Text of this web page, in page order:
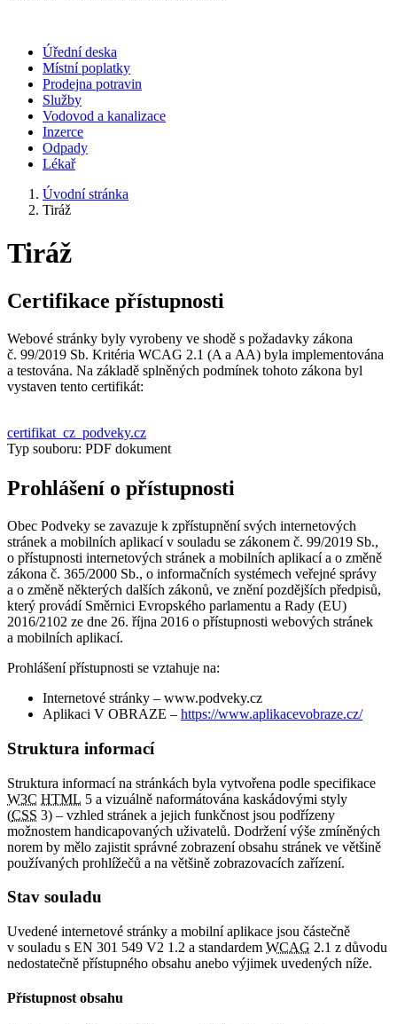
Úřední deska
Místní poplatky
Prodejna potravin
Služby
Vodovod a kanalizace
Inzerce
Odpady
Lékař
Úvodní stránka
Tiráž
Tiráž
Certifikace přístupnosti
Webové stránky byly vyrobeny ve shodě s požadavky zákona
č. 99/2019 Sb. Kritéria WCAG 2.1 (A a AA) byla implementována
a testována. Na základě splněných podmínek tohoto zákona byl
vystaven tento certifikát:
certifikat_cz_podveky.cz
Typ souboru: PDF dokument
Prohlášení o přístupnosti
Obec Podveky se zavazuje k zpřístupnění svých internetových
stránek a mobilních aplikací v souladu se zákonem č. 99/2019 Sb.,
o přístupnosti internetových stránek a mobilních aplikací a o změně
zákona č. 365/2000 Sb., o informačních systémech veřejné správy
a o změně některých dalších zákonů, ve znění pozdějších předpisů,
který provádí Směrnici Evropského parlamentu a Rady (EU)
2016/2102 ze dne 26. října 2016 o přístupnosti webových stránek
a mobilních aplikací.
Prohlášení přístupnosti se vztahuje na:
Internetové stránky – www.podveky.cz
Aplikaci V OBRAZE – https://www.aplikacevobraze.cz/
Struktura informací
Struktura informací na stránkách byla vytvořena podle specifikace
W3C HTML 5 a vizuálně naformátována kaskádovými styly
(CSS 3) – vzhled stránek a jejich funkčnost jsou podřízeny
možnostem handicapovaných uživatelů. Dodržení výše zmíněných
norem by mělo zajistit správné zobrazení obsahu stránek ve většině
používaných prohlížečů a na většině zobrazovacích zařízení.
Stav souladu
Uvedené internetové stránky a mobilní aplikace jsou částečně
v souladu s EN 301 549 V2 1.2 a standardem WCAG 2.1 z důvodu
nedostatečně přístupného obsahu anebo výjimek uvedených níže.
Přístupnost obsahu